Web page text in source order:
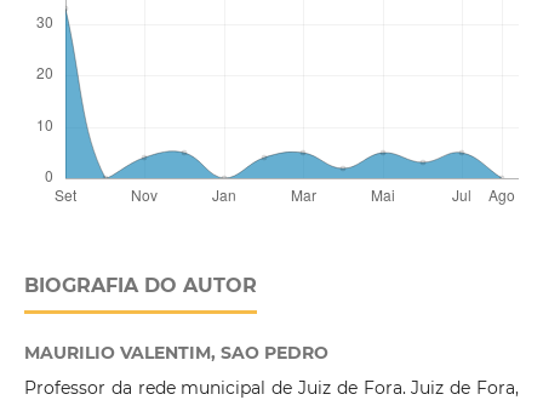
BIOGRAFIA DO AUTOR
MAURILIO VALENTIM, SAO PEDRO
Professor da rede municipal de Juiz de Fora. Juiz de Fora,